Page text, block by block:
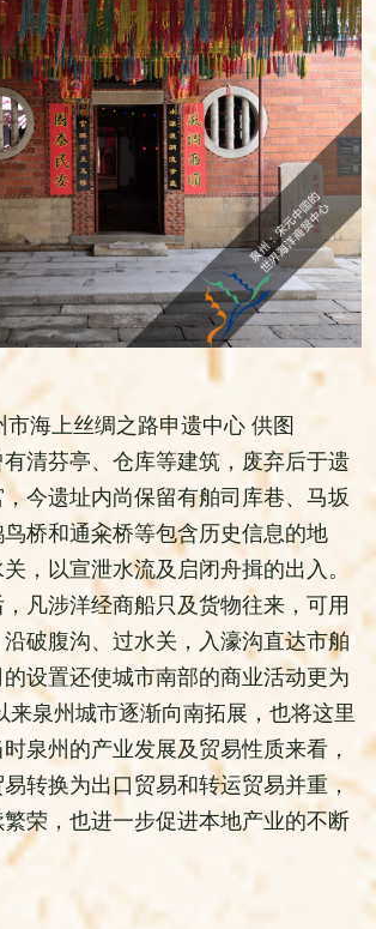
上丝绸之路申遗中心 供图
芬亭、仓库等建筑，废弃后于遗
今遗址内尚保留有舶司库巷、马坂
桥和通籴桥等包含历史信息的地
，以宣泄水流及启闭舟揖的出入。
凡涉洋经商船只及货物往来，可用
破腹沟、过水关，入濠沟直达市舶
设置还使城市南部的商业活动更为
来泉州城市逐渐向南拓展，也将这里
泉州的产业发展及贸易性质来看，
转换为出口贸易和转运贸易并重，
荣，也进一步促进本地产业的不断